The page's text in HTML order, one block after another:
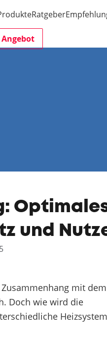
Ratgeber
und
mit dem
Doch wie wird die